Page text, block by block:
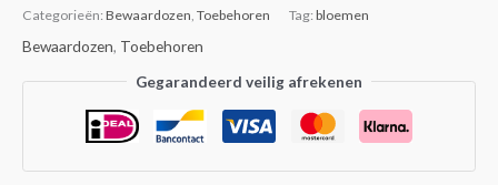
Categorieën: Bewaardozen Toebehoren Tag: bloemen
Bewaardozen, Toebehoren
Gegarandeerd veilig afrekenen